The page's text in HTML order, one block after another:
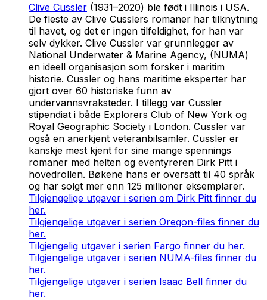
Clive Cussler (1931–2020) ble født i Illinois i USA.
De fleste av Clive Cusslers romaner har tilknytning
til havet, og det er ingen tilfeldighet, for han var
selv dykker. Clive Cussler var grunnlegger av
National Underwater & Marine Agency, (NUMA)
en ideell organisasjon som forsker i maritim
historie. Cussler og hans maritime eksperter har
gjort over 60 historiske funn av
undervannsvraksteder. I tillegg var Cussler
stipendiat i både Explorers Club of New York og
Royal Geographic Society i London. Cussler var
også en anerkjent veteranbilsamler. Cussler er
kanskje mest kjent for sine mange spennings
romaner med helten og eventyreren Dirk Pitt i
hovedrollen. Bøkene hans er oversatt til 40 språk
og har solgt mer enn 125 millioner eksemplarer.
Tilgjengelige utgaver i serien om Dirk Pitt finner du
her.
Tilgjengelige utgaver i serien Oregon-files finner du
her.
Tilgjengelig utgaver i serien Fargo finner du her.
Tilgjengelige utgaver i serien NUMA-files finner du
her.
Tilgjengelige utgaver i serien Isaac Bell finner du
her.